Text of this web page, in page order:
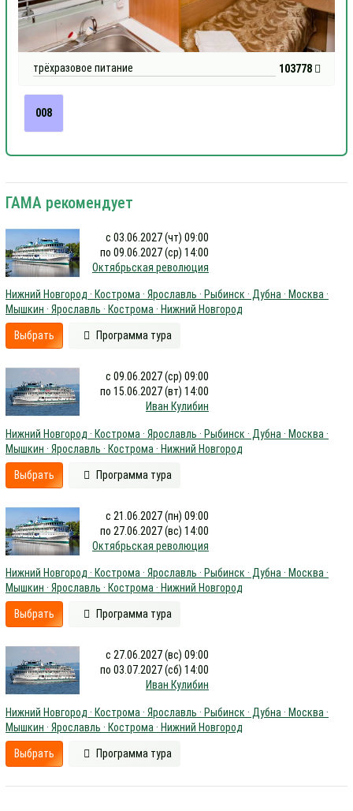
трёхразовое питание 103778
008
ГАМА рекомендует
с 03.06.2027 (чт) 09:00
по 09.06.2027 (ср) 14:00
Октябрьская революция
Нижний Новгород · Кострома · Ярославль · Рыбинск · Дубна · Москва ·
Мышкин · Ярославль · Кострома · Нижний Новгород
Выбрать Программа тура
с 09.06.2027 (ср) 09:00
по 15.06.2027 (вт) 14:00
Иван Кулибин
Нижний Новгород · Кострома · Ярославль · Рыбинск · Дубна · Москва ·
Мышкин · Ярославль · Кострома · Нижний Новгород
Выбрать Программа тура
с 21.06.2027 (пн) 09:00
по 27.06.2027 (вс) 14:00
Октябрьская революция
Нижний Новгород · Кострома · Ярославль · Рыбинск · Дубна · Москва ·
Мышкин · Ярославль · Кострома · Нижний Новгород
Выбрать Программа тура
с 27.06.2027 (вс) 09:00
по 03.07.2027 (сб) 14:00
Иван Кулибин
Нижний Новгород · Кострома · Ярославль · Рыбинск · Дубна · Москва ·
Мышкин · Ярославль · Кострома · Нижний Новгород
Выбрать Программа тура